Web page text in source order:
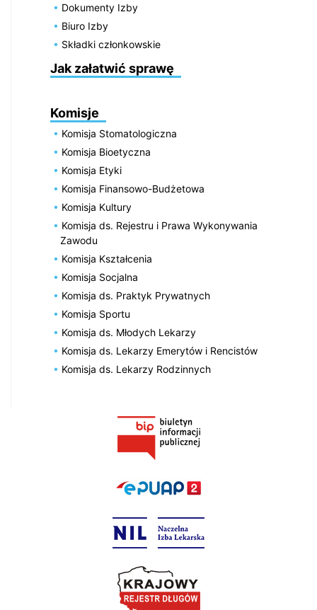
Dokumenty Izby
Biuro Izby
Składki członkowskie
Jak załatwić sprawę
Komisje
Komisja Stomatologiczna
Komisja Bioetyczna
Komisja Etyki
Komisja Finansowo-Budżetowa
Komisja Kultury
Komisja ds. Rejestru i Prawa Wykonywania
Zawodu
Komisja Kształcenia
Komisja Socjalna
Komisja ds. Praktyk Prywatnych
Komisja Sportu
Komisja ds. Młodych Lekarzy
Komisja ds. Lekarzy Emerytów i Rencistów
Komisja ds. Lekarzy Rodzinnych